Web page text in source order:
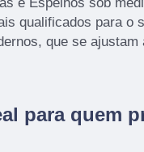
e Espelhos sob
qualificados para o
que se ajustam
para quem